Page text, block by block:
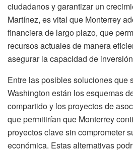
ciudadanos y garantizar un
Martínez, es vital que Monterrey
financiera de largo plazo, que
recursos actuales de manera
asegurar la capacidad de
Entre las posibles soluciones que
Washington están los esquemas
compartido y los proyectos de
que permitirían que Monterrey
proyectos clave sin comprometer
económica. Estas alternativas